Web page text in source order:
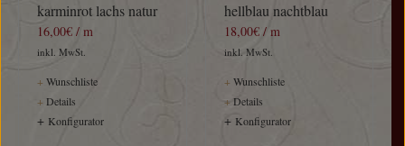
karminrot lachs natur
16,00€ / m
inkl. MwSt.
+ Wunschliste
+ Details
+ Konfigurator
hellblau nachtblau
18,00€ / m
inkl. MwSt.
+ Wunschliste
+ Details
+ Konfigurator